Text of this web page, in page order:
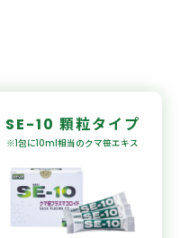
SE-10 顆粒タイプ
※1包に10ml相当のクマ笹エキス